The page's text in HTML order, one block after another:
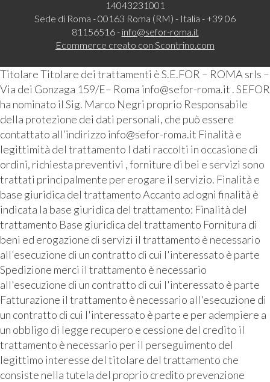
14043231001
Sede di Roma - 00163 Roma (RM) - Italia - +39 06
81156516 - info@sefor-roma.it
Ecommerce creato con Scontrino.com
Titolare Titolare dei trattamenti è S.E.FOR – ROMA srls –
Via dei Gonzaga 159/E– Roma info@sefor-roma.it . SEFOR
ha nominato il Sig. Marco Negri proprio Responsabile
della protezione dei dati personali, che può essere
contattato all’indirizzo info@sefor-roma.it Finalità e
legittimità del trattamento I dati raccolti in occasione di
ordini, richiesta preventivi , forniture di bei e servizi sono
trattati principalmente per erogare il servizio. Finalità e
base giuridica del trattamento Accanto ad ogni finalità è
indicata la base giuridica del trattamento: Finalità del
trattamento Base giuridica del trattamento Fornitura di
beni ed erogazione di servizi il trattamento è necessario
all'esecuzione di un contratto di cui l'interessato è parte
Spedizione merci il trattamento è necessario
all'esecuzione di un contratto di cui l'interessato è parte
Fatturazione il trattamento è necessario all'esecuzione di
un contratto di cui l'interessato è parte e per adempiere a
un obbligo di legge recupero e cessione del credito il
trattamento è necessario per il perseguimento del
legittimo interesse del titolare del trattamento che
consiste nella tutela del proprio credito prevenzione